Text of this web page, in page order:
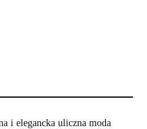
i elegancka uliczna moda